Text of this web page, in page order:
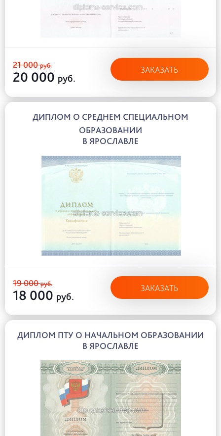
21 000руб.
20 000 руб.
ЗАКАЗАТЬ
ДИПЛОМ О СРЕДНЕМ СПЕЦИАЛЬНОМ
ОБРАЗОВАНИИ
В ЯРОСЛАВЛЕ
19 000руб.
18 000 руб.
ЗАКАЗАТЬ
ДИПЛОМ ПТУ О НАЧАЛЬНОМ ОБРАЗОВАНИИ
В ЯРОСЛАВЛЕ